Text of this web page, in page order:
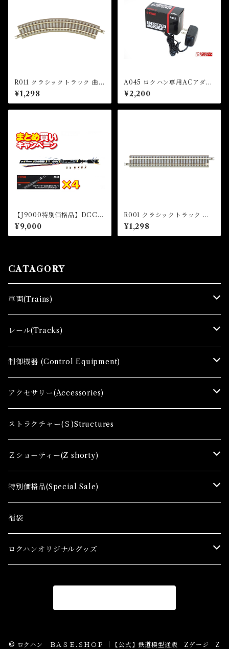
R011 クラシックトラック 曲線
レール R120-45°(4本入) (CL
ASSIC TRACK Curved Tra
ck R120mm 45 ° x 4 pcs)
¥1,298
A045 ロクハン専用ACアダプ
ター (AC ADAPTOR)
¥2,200
【J9000特別価格品】DCCチ
ャレンジセットB(DCC Deco
der Room Light Multi Type
4pcs set)
¥9,000
R001 クラシックトラック 直
線レール 110mm(4本入) (CL
ASSIC TRACK Straight Tra
ck 110mm x 4 pcs)
¥1,298
CATAGORY
車両(Trains)
Ｚゲージ車両(Ｔ) Zgauge Trains
Ｚゲージスターターセット(G) Z Starter sets
Zゲージファーストセット(E) Z First Sets
レール(Tracks)
レール(R)Tracks
レールセット(R) Track Sets
レール関連商品(Track related goods)
制御機器 (Control Equipment)
制御機器（Ｃ＆ＲＣ）Control Equipment
制御機器（Ａ）Control Accessory
アクセサリー(Accessories)
アクセサリー(A) Accessories
コンテナ(Ａ) Container Cargo
ストラクチャー(Ｓ)Structures
Ｚショーティー(Z shorty)
車両（ST）Z Shorty Trains
アクセサリー&ストラクチャー(SA&SS) ACC&STL
スターターセット(SG) Starter Sets
特別価格品(Special Sale)
Ｚゲージ車両(特別価格) Trains
在宅支援キャンペーン
Ｚゲージアクセサリー(特別価格) Accessory
Ｚゲージレール(特別価格) Truck
福袋
ロクハンオリジナルグッズ
© ロクハン ＢＡＳＥ.ＳＨＯＰ ｜【公式】鉄道模型通販 Zゲージ Z